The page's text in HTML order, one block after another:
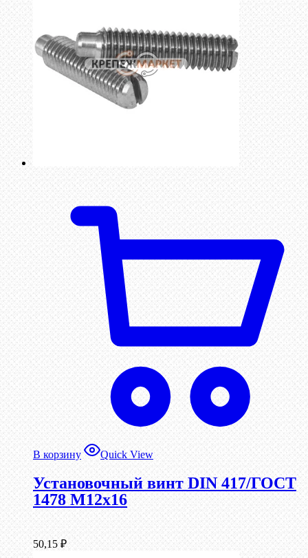
В корзину Quick View
Установочный винт DIN 417/ГОСТ
1478 М12х16
50,15 ₽